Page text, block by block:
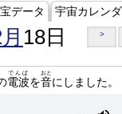
データ 宇宙カレン
18日 >
電波
でんぱ
を音
おと
にしました。